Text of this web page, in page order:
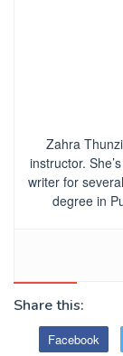
Zahra
instructor.
writer for
degree in
Share this:
Facebook